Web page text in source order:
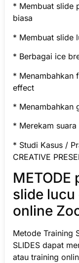
* Membuat slide
biasa
* Membuat slide
* Berbagai ice
* Menambahkan
effect
* Menambahkan
* Merekam
* Studi Kasus /
CREATIVE
slide
online
Metode Training
SLIDES dapat
atau training